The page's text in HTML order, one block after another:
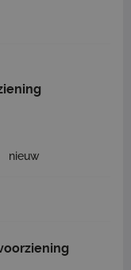
nieuw